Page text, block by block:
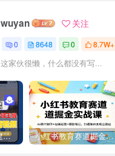
wuyan 关注
0 8648 0 8.7W+
这家伙很懒，什么都没有写...
【Coze工作流搭建实操教程】【coze】早安情感电台日签视频还在手动做？用扣子工作流自动生成，省时90% 小红书教育赛道掘金实战课：AI课件制作+店铺运营+爆款笔记，打通知识变现全路径